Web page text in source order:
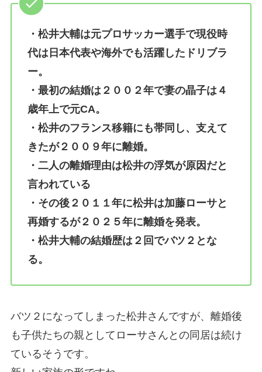
・松井大輔は元プロサッカー選手で現役時
代は日本代表や海外でも活躍したドリブラ
ー。
・最初の結婚は２００２年で妻の晶子は４
歳年上で元CA。
・松井のフランス移籍にも帯同し、支えて
きたが２００９年に離婚。
・二人の離婚理由は松井の浮気が原因だと
言われている
・その後２０１１年に松井は加藤ローサと
再婚するが２０２５年に離婚を発表。
・松井大輔の結婚歴は２回でバツ２とな
る。
バツ２になってしまった松井さんですが、離婚後
も子供たちの親としてローサさんとの同居は続け
ているそうです。